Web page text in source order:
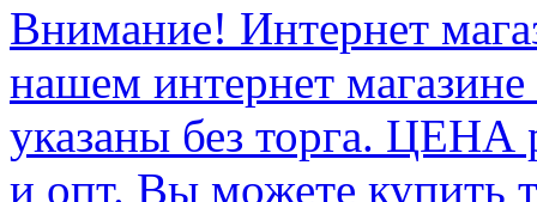
Внимание! Интернет
нашем интернет
указаны без торга.
и опт. Вы можете купить